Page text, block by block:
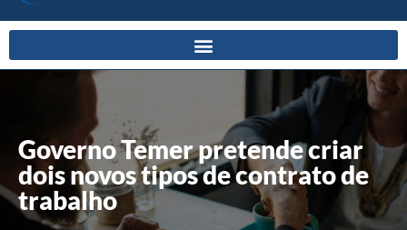
Governo Temer pretende criar
dois novos tipos de contrato de
trabalho